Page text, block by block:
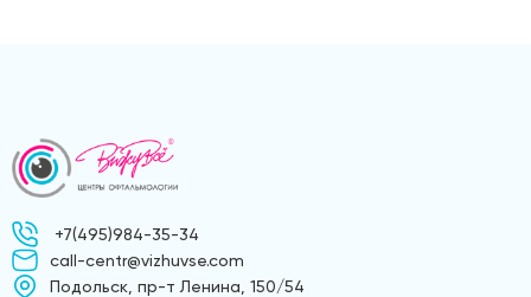
+7(495)984-35-34
call-centr@vizhuvse.com
Подольск, пр-т Ленина, 150/54